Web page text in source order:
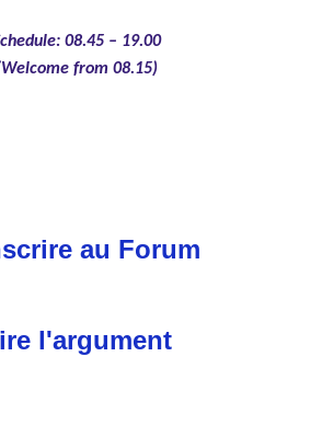
08.45 – 19.00
from 08.15)
au Forum
l'argument